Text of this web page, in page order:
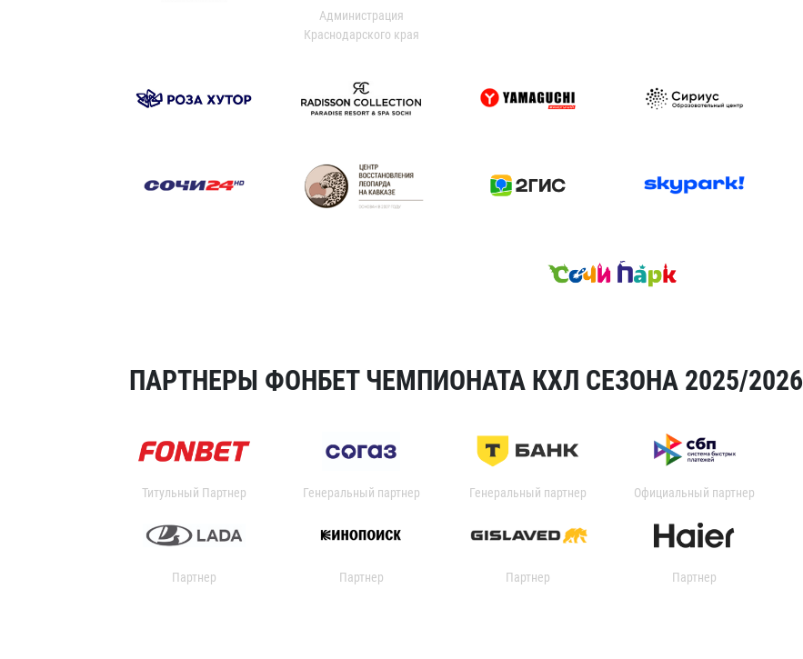
Администрация
Краснодарского края
ПАРТНЕРЫ ФОНБЕТ ЧЕМПИОНАТА КХЛ СЕЗОНА 2025/2026
Титульный Партнер Генеральный партнер Генеральный партнер Официальный партнер
Партнер Партнер Партнер Партнер